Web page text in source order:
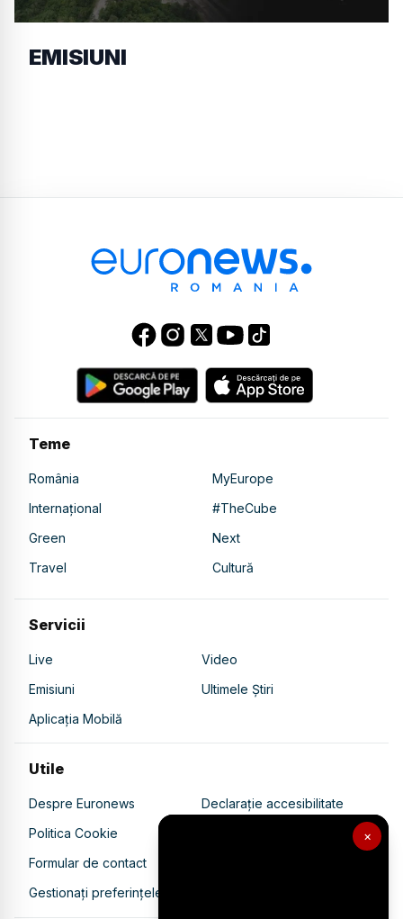
×
EMISIUNI
Teme
România
MyEurope
Internațional
#TheCube
Green
Next
Travel
Cultură
Servicii
Live
Video
Emisiuni
Ultimele Știri
Aplicația Mobilă
Utile
Despre Euronews
Declarație accesibilitate
Politica Cookie
Politica de confidențialitate
Formular de contact
Gestionați preferințele